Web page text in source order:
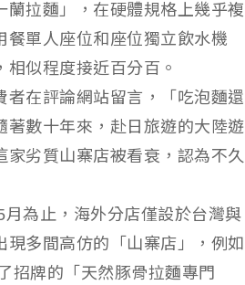
拉麵」，在硬體規格上幾乎複
餐單人座位和座位獨立飲水機
似程度接近百分百。
在評論網站留言，「吃泡麵還
著數十年來，赴日旅遊的大陸遊
劣質山寨店被看衰，認為不久
為止，海外分店僅設於台灣與
多間高仿的「山寨店」，例如
招牌的「天然豚骨拉麵專門